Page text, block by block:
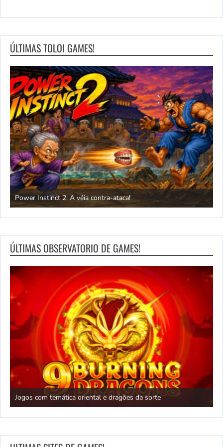
ÚLTIMAS TOLOI GAMES!
Power Instinct 2: A véia contra-ataca!
ÚLTIMAS OBSERVATORIO DE GAMES!
Jogos com temática oriental e dragões da sorte